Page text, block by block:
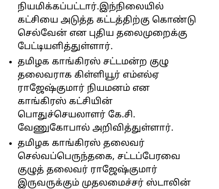
நியமிக்கப்பட்டார்.இந்நிலையில்
கட்சியை அடுத்த கட்டத்திற்கு கொண்டு
செல்வேன் என புதிய தலைமுறைக்கு
பேட்டியளித்துள்ளார்.
தமிழக காங்கிரஸ் சட்டமன்ற குழு
தலைவராக கிள்ளியூர் எம்எல்ஏ
ராஜேஷ்குமார் நியமனம் என
காங்கிரஸ் கட்சியின்
பொதுச்செயலாளர் கே.சி.
வேணுகோபால் அறிவித்துள்ளார்.
தமிழக காங்கிரஸ் தலைவர்
செல்வப்பெருந்தகை, சட்டப்பேரவை
குழுத் தலைவர் ராஜேஷ்குமார்
இருவருக்கும் முதலமைச்சர் ஸ்டாலின்